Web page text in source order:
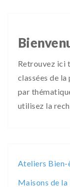
Retrouvez ici
classées de
par
utilisez la
Ateliers Bien-
Maisons de